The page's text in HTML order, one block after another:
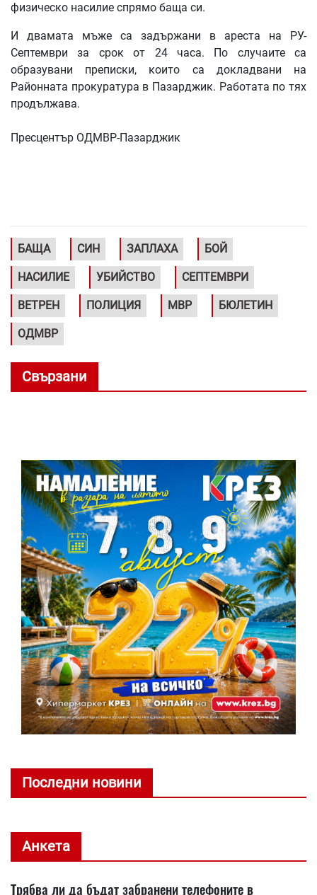
физическо насилие спрямо баща си.
И двамата мъже са задържани в ареста на РУ-
Септември за срок от 24 часа. По случаите са
образувани преписки, които са докладвани на
Районната прокуратура в Пазарджик. Работата по тях
продължава.
Пресцентър ОДМВР-Пазарджик
БАЩА СИН ЗАПЛАХА БОЙ
НАСИЛИЕ УБИЙСТВО СЕПТЕМВРИ
ВЕТРЕН ПОЛИЦИЯ МВР БЮЛЕТИН
ОДМВР
Свързани
Последни новини
Анкета
Трябва ли да бъдат забранени телефоните в